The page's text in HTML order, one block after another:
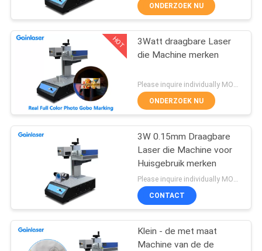
CONTACTEER
ONS
VERZOEK
EEN
CITAAT
Vliegende UVlaser
die Systeem merken
De UVlaser van
DPSS
66
ONDERZOEK NU
HOT
3Watt draagbare Laser
die Machine merken
ONDERZOEK NU
3W 0.15mm Draagbare
Laser die Machine voor
Huisgebruik merken
Please inquire individually MOQ:1
CONTACT
Klein - de met maat
Machine van de de